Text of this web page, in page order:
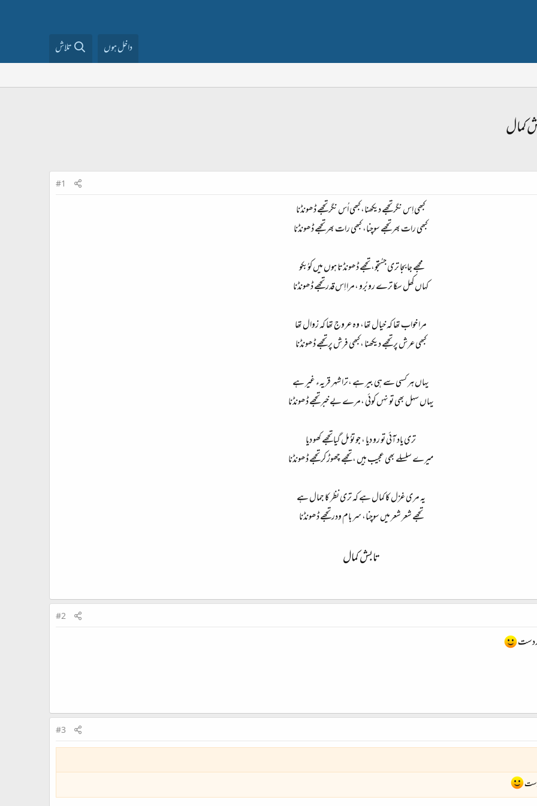
داخل ہوں تلاش
کمال
#1
کبھی اِس نگر تجھے دیکھنا،کبھی اُس نگر تجھے ڈھونڈنا
کبھی رات بھر تجھے سوچنا، کبھی رات بھر تجھے ڈھونڈنا
مجھے جا بجا تری جسُتجُو، تجھے ڈھونڈتا ہوں میں کوُبکو
کہاں کھل سکا ترے رو بُرو ،مرا اِس قدر تجھے ڈھونڈنا
مرا خواب تھا کہ خیال تھا، وہ عروج تھا کہ زوال تھا
کبھی عرش پر تجھے دیکھنا ،کبھی فرش پر تجھے ڈھونڈنا
یہاں ہر کسی سے ہی بیر ہے ،ترا شہر قریہء غیر ہے
یہاں سہل بھی تو نہں کوئی ،مرے بے خبر تجھے ڈھونڈنا
تری یاد آئی تو رو دیا ، جو توُ مل گیا تجھے کھو دیا
میرے سلسلے بھی عجیب ہیں ، تجھے چھوڑ کر تجھے ڈھونڈنا
یہ مری غزل کا کمال ہے کہ تری نظر کا جمال ہے
تجھے شعر شعر میں سوچنا، سر بام ودر تجھے ڈھونڈنا​
تابش کمال
#2
#3